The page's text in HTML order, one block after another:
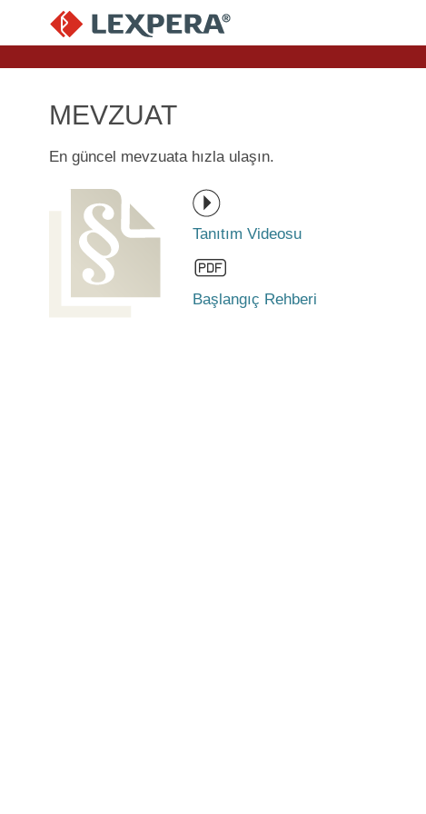
MEVZUAT
En güncel mevzuata hızla ulaşın.
Tanıtım Videosu
Başlangıç Rehberi